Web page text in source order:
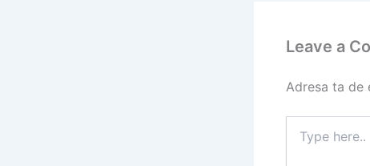
Leave a
Adresa ta de
here..